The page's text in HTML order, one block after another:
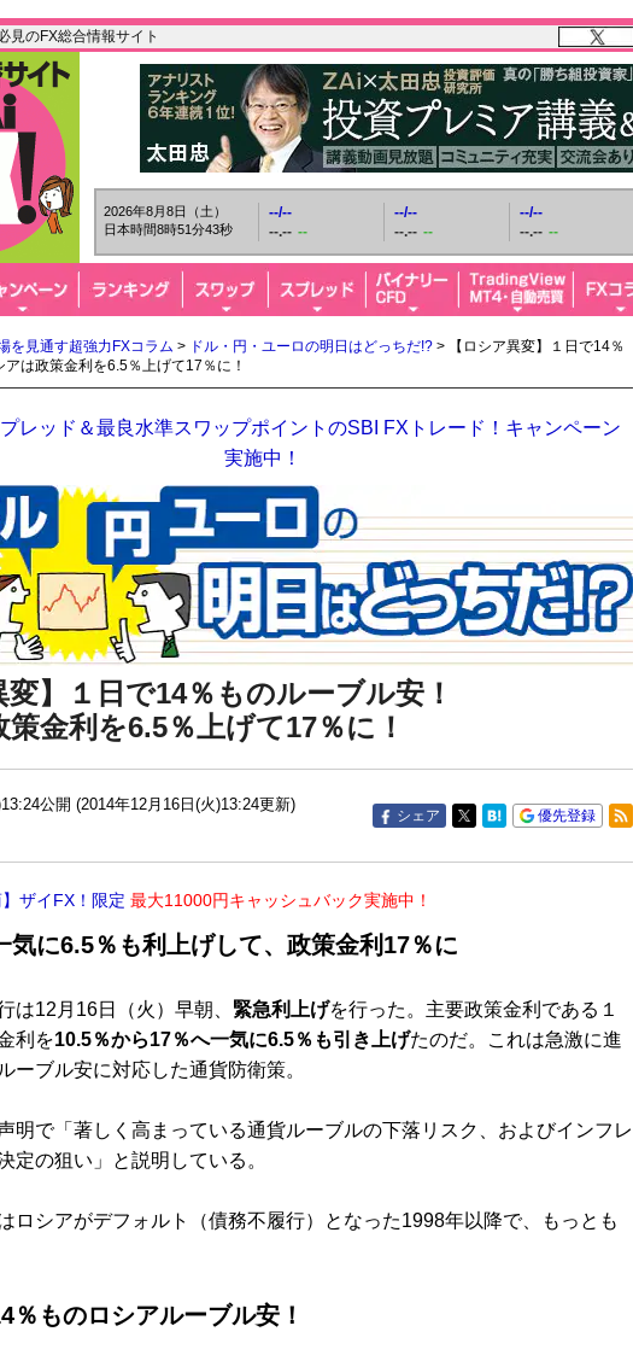
見のFX総合情報サイト
2026年8月8日（土）
日本時間8時51分44秒
--/--
--.-- --
--/--
--.-- --
--/--
--.-- --
を見通す超強力FXコラム > ドル・円・ユーロの明日はどっちだ!? > 【ロシア異変】１日で14％
は政策金利を6.5％上げて17％に！
レッド＆最良水準スワップポイントのSBI FXトレード！キャンペーン
実施中！
変】１日で14％ものルーブル安！
策金利を6.5％上げて17％に！
公開 (2014年12月16日(火)13:24更新)
シェア 優先登録
】ザイFX！限定 最大11000円キャッシュバック実施中！
気に6.5％も利上げして、政策金利17％に
は12月16日（火）早朝、 緊急利上げを行った。主要政策金利である１
利を10.5％から17％へ一気に6.5％も引き上げたのだ。これは急激に進
ーブル安に対応した通貨防衛策。
明で「著しく高まっている通貨ルーブルの下落リスク、およびインフレ
定の狙い」と説明している。
ロシアがデフォルト（債務不履行）となった1998年以降で、もっとも
％ものロシアルーブル安！